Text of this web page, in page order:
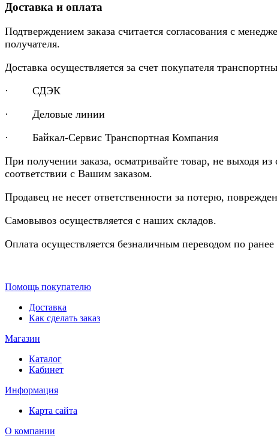
Доставка и оплата
Подтверждением заказа считается согласования с
получателя.
Доставка осуществляется за счет покупателя
· СДЭК
· Деловые линии
· Байкал-Сервис Транспортная Компания
При получении заказа, осматривайте товар, не выходя
соответствии с Вашим заказом.
Продавец не несет ответственности за потерю,
Самовывоз осуществляется с наших складов.
Оплата осуществляется безналичным переводом по
Помощь покупателю
Доставка
Как сделать заказ
Магазин
Каталог
Кабинет
Информация
Карта сайта
О компании